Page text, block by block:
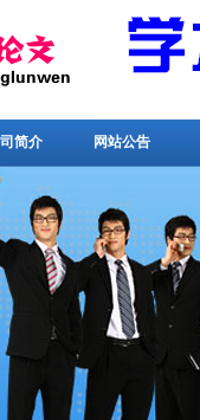
简介 网站公告